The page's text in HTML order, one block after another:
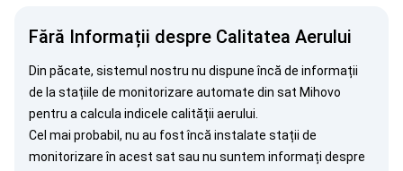
Fără Informații despre Calitatea Aerului
Din păcate, sistemul nostru nu dispune încă de informații
de la stațiile de monitorizare automate din sat Mihovo
pentru a calcula indicele calității aerului.
Cel mai probabil, nu au fost încă instalate stații de
monitorizare în acest sat sau nu suntem informați despre